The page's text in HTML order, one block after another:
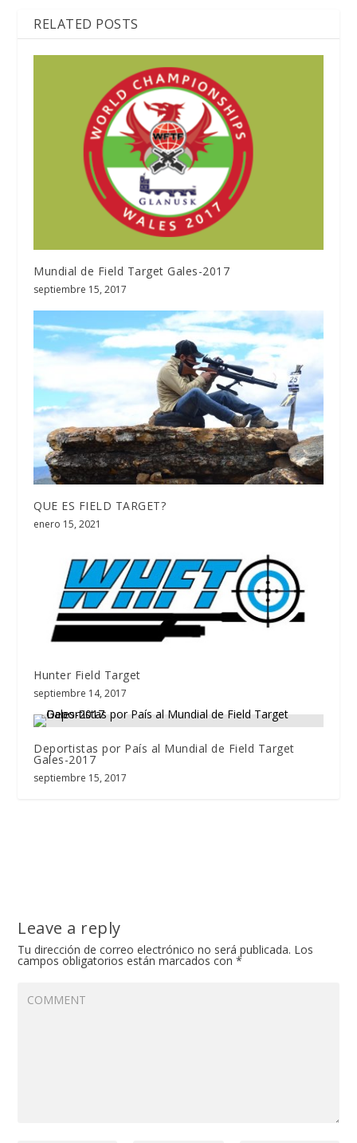
RELATED POSTS
Mundial de Field Target Gales-2017
septiembre 15, 2017
QUE ES FIELD TARGET?
enero 15, 2021
Hunter Field Target
septiembre 14, 2017
Deportistas por País al Mundial de Field Target
Gales-2017
septiembre 15, 2017
Leave a reply
Tu dirección de correo electrónico no será publicada. Los
campos obligatorios están marcados con*